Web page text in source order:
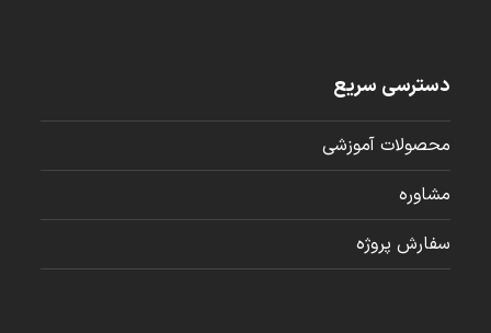
دسترسی سریع
محصولات آموزشی
مشاوره
سفارش پروژه